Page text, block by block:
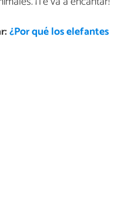
¿Por qué los elefantes